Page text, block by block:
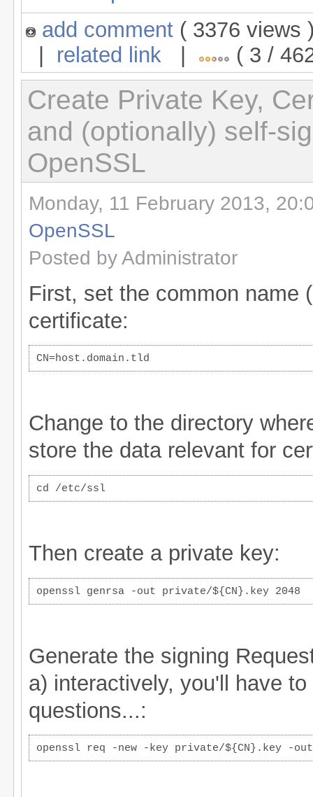
add comment ( 3376
related link ( 3 /
Create Private Key,
and (optionally) self-
OpenSSL
Monday, 11 February 2013,
OpenSSL
Posted by Administrator
First, set the common name
certificate:
CN=host.domain.tld
Change to the directory
store the data relevant for
cd /etc/ssl
Then create a private key:
openssl genrsa -out private/${CN}.key 2048
Generate the signing
a) interactively, you'll have
questions...:
openssl req -new -key private/${CN}.key -